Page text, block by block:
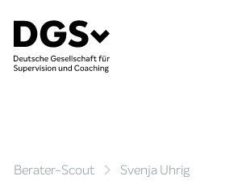
Berater-Scout Svenja Uhrig